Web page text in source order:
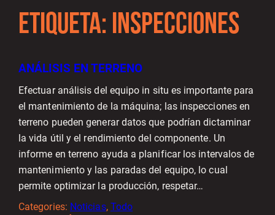
ETIQUETA: INSPECCIONES
ANÁLISIS EN TERRENO
Efectuar análisis del equipo in situ es importante para
el mantenimiento de la máquina; las inspecciones en
terreno pueden generar datos que podrían dictaminar
la vida útil y el rendimiento del componente. Un
informe en terreno ayuda a planificar los intervalos de
mantenimiento y las paradas del equipo, lo cual
permite optimizar la producción, respetar…
Categories: Noticias, Todo